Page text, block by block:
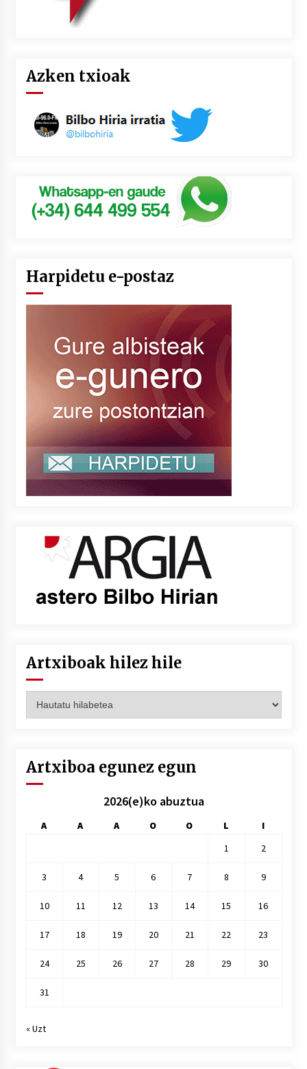
Azken txioak
Harpidetu e-postaz
Artxiboak hilez hile
hilez
Artxiboa egunez egun
2026(e)ko abuztua
A A A O O L
I
1
2
3 4 5 6 7 8 9
10 11 12 13 14 15 16
17 18 19 20 21 22 23
24 25 26 27 28 29 30
31
« Uzt